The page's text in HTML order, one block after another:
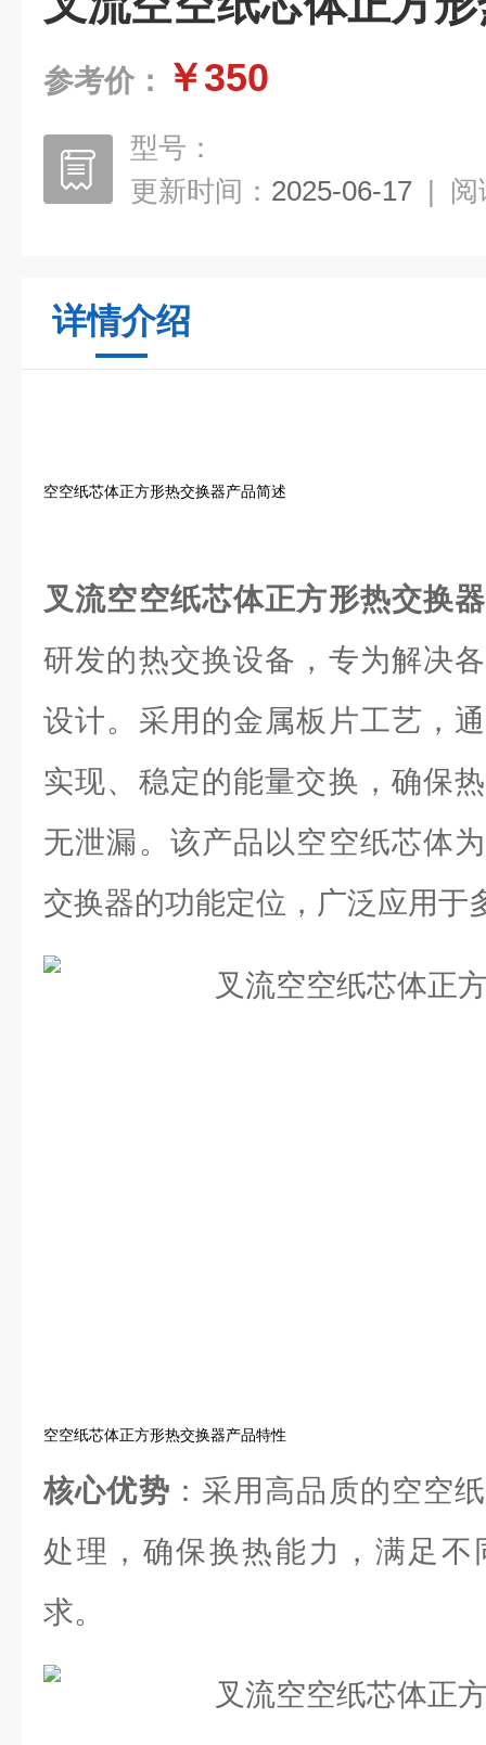
参考价： ￥350
型号：
更新时间： 2025-06-17 | 阅
详情介绍
空空纸芯体正方形热交换器产品简述
叉流空空纸芯体正方形热交换器
研发的热交换设备，专为解决
设计。采用的金属板片工艺，
实现、稳定的能量交换，确保
无泄漏。该产品以空空纸芯体
交换器的功能定位，广泛应用于
空空纸芯体正方形热交换器产品特性
核心优势 ：采用高品质的空空
处理，确保换热能力，满足不
求。